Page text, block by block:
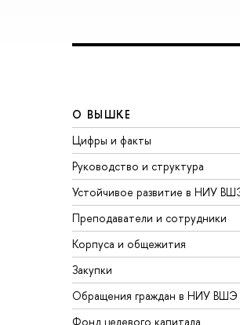
О ВЫШКЕ
Цифры и факты
Руководство и структура
Устойчивое развитие в НИУ
Преподаватели и сотрудники
Корпуса и общежития
Закупки
Обращения граждан в НИУ ВШЭ
Фонд целевого капитала